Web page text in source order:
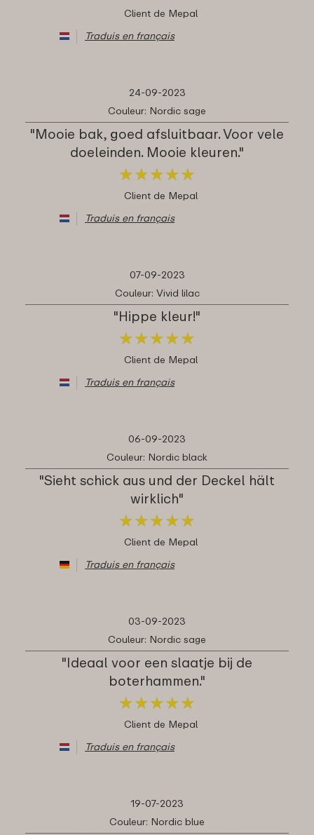
Client de Mepal
Traduis en français
24-09-2023
Couleur: Nordic sage
"Mooie bak, goed afsluitbaar. Voor vele
doeleinden. Mooie kleuren."
★★★★★
★★★★★
Client de Mepal
Traduis en français
07-09-2023
Couleur: Vivid lilac
"Hippe kleur!"
★★★★★
★★★★★
Client de Mepal
Traduis en français
06-09-2023
Couleur: Nordic black
"Sieht schick aus und der Deckel hält
wirklich"
★★★★★
★★★★★
Client de Mepal
Traduis en français
03-09-2023
Couleur: Nordic sage
"Ideaal voor een slaatje bij de
boterhammen."
★★★★★
★★★★★
Client de Mepal
Traduis en français
19-07-2023
Couleur: Nordic blue